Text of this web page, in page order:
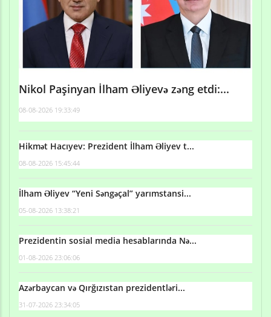
Nikol Paşinyan İlham Əliyevə zəng etdi:...
08-08-2026 19:33:49
Hikmət Hacıyev: Prezident İlham Əliyev t...
08-08-2026 15:45:44
İlham Əliyev “Yeni Səngəçal” yarımstansi...
05-08-2026 13:38:21
Prezidentin sosial media hesablarında Nə...
01-08-2026 23:06:06
Azərbaycan və Qırğızıstan prezidentləri...
31-07-2026 23:34:05